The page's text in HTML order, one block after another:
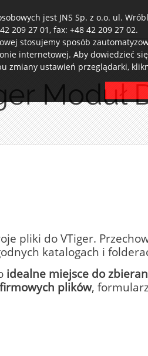
jest JNS Sp. z o.o. ul.
209 27 01, fax: +48 42 209 27 02.
stosujemy sposób
internetowej. Aby dowiedzieć
zmiany ustawień przeglądarki,
Moduł
pliki do VTiger.
katalogach i
idealne miejsce do
plików,